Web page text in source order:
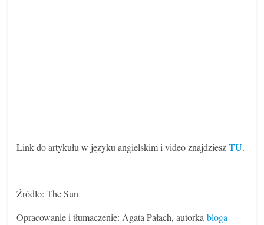
Link do artykułu w języku angielskim i video znajdzieszTU.
Źródło: The Sun
Opracowanie i tłumaczenie: Agata Pałach, autorkabloga